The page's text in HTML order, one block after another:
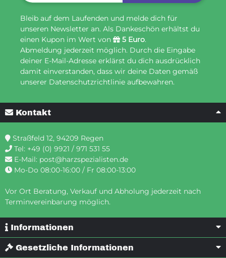
Bleib auf dem Laufenden und melde dich für
unseren Newsletter an. Als Dankeschön erhältst du
einen Kupon im Wert von
5 Euro.
Abmeldung jederzeit möglich. Durch die Eingabe
deiner E-Mail-Adresse erklärst du dich ausdrücklich
damit einverstanden, dass wir deine Daten gemäß
unserer Datenschutzrichtlinie aufbewahren.
Kontakt
Straßfeld 12, 94209 Regen
Tel: +49 (0) 9921 / 971 531 55
E-Mail: post@harzspezialisten.de
Mo-Do 08:00-16:00 / Fr 08:00-13:00
Vor Ort Beratung, Verkauf und Abholung jederzeit nach
Terminvereinbarung möglich.
Informationen
Gesetzliche Informationen